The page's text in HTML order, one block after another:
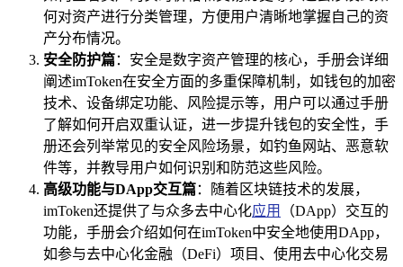
何对资产进行分类管理，方便用户清晰地掌握自己的资
产分布情况。
安全防护篇：安全是数字资产管理的核心，手册会详细
阐述imToken在安全方面的多重保障机制，如钱包的加密
技术、设备绑定功能、风险提示等，用户可以通过手册
了解如何开启双重认证，进一步提升钱包的安全性，手
册还会列举常见的安全风险场景，如钓鱼网站、恶意软
件等，并教导用户如何识别和防范这些风险。
高级功能与DApp交互篇：随着区块链技术的发展，
imToken还提供了与众多去中心化应用
（DApp）交互的
功能，手册会介绍如何在imToken中安全地使用DApp，
如参与去中心化金融（DeFi）项目、使用去中心化交易